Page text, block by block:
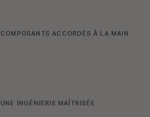
COMPOSANTS ACCORDÉS À LA MAIN
UNE INGÉNIERIE MAÎTRISÉE